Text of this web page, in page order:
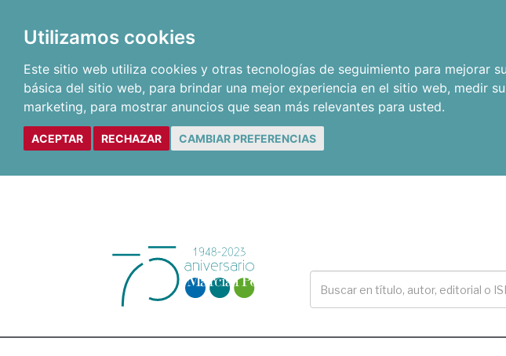
Utilizamos cookies
Este sitio web utiliza cookies y otras tecnologías de seguimiento para mejorar
básica del sitio web, para brindar una mejor experiencia en el sitio web, medir
marketing, para mostrar anuncios que sean más relevantes para usted.
ACEPTAR RECHAZAR CAMBIAR PREFERENCIAS